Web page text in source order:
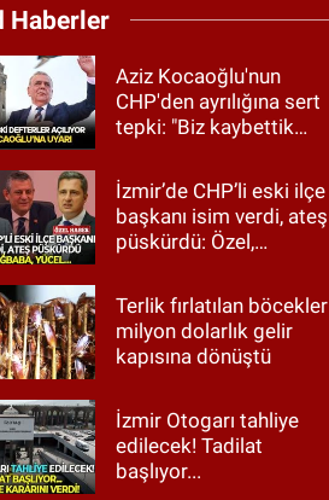
Haberler
Aziz Kocaoğlu'nun
CHP'den ayrılığına sert
tepki: "Biz kaybettik
etmedik"
İzmir’de CHP’li eski ilçe
başkanı isim verdi, ateş
püskürdü: Özel,
Terlik fırlatılan böcekler
milyon dolarlık gelir
kapısına dönüştü
İzmir Otogarı tahliye
edilecek! Tadilat
başlıyor...